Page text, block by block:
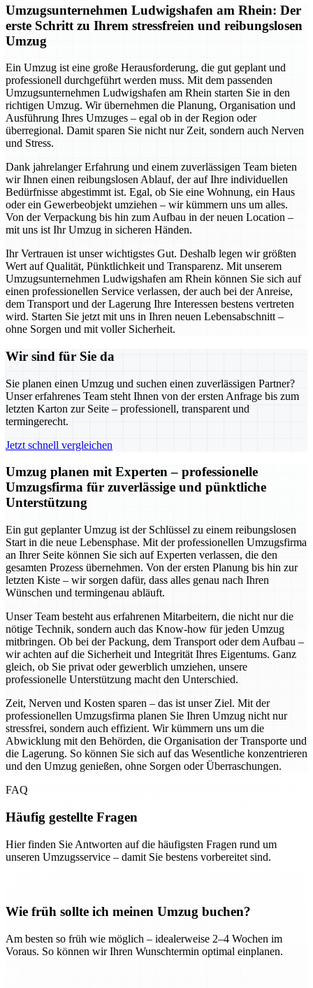
Umzugsunternehmen Ludwigshafen am Rhein: Der
erste Schritt zu Ihrem stressfreien und reibungslosen
Umzug
Ein Umzug ist eine große Herausforderung, die gut geplant und
professionell durchgeführt werden muss. Mit dem passenden
Umzugsunternehmen Ludwigshafen am Rhein starten Sie in den
richtigen Umzug. Wir übernehmen die Planung, Organisation und
Ausführung Ihres Umzuges – egal ob in der Region oder
überregional. Damit sparen Sie nicht nur Zeit, sondern auch Nerven
und Stress.
Dank jahrelanger Erfahrung und einem zuverlässigen Team bieten
wir Ihnen einen reibungslosen Ablauf, der auf Ihre individuellen
Bedürfnisse abgestimmt ist. Egal, ob Sie eine Wohnung, ein Haus
oder ein Gewerbeobjekt umziehen – wir kümmern uns um alles.
Von der Verpackung bis hin zum Aufbau in der neuen Location –
mit uns ist Ihr Umzug in sicheren Händen.
Ihr Vertrauen ist unser wichtigstes Gut. Deshalb legen wir größten
Wert auf Qualität, Pünktlichkeit und Transparenz. Mit unserem
Umzugsunternehmen Ludwigshafen am Rhein können Sie sich auf
einen professionellen Service verlassen, der auch bei der Anreise,
dem Transport und der Lagerung Ihre Interessen bestens vertreten
wird. Starten Sie jetzt mit uns in Ihren neuen Lebensabschnitt –
ohne Sorgen und mit voller Sicherheit.
Wir sind für Sie da
Sie planen einen Umzug und suchen einen zuverlässigen Partner?
Unser erfahrenes Team steht Ihnen von der ersten Anfrage bis zum
letzten Karton zur Seite – professionell, transparent und
termingerecht.
Jetzt schnell vergleichen
Umzug planen mit Experten – professionelle
Umzugsfirma für zuverlässige und pünktliche
Unterstützung
Ein gut geplanter Umzug ist der Schlüssel zu einem reibungslosen
Start in die neue Lebensphase. Mit der professionellen Umzugsfirma
an Ihrer Seite können Sie sich auf Experten verlassen, die den
gesamten Prozess übernehmen. Von der ersten Planung bis hin zur
letzten Kiste – wir sorgen dafür, dass alles genau nach Ihren
Wünschen und termingenau abläuft.
Unser Team besteht aus erfahrenen Mitarbeitern, die nicht nur die
nötige Technik, sondern auch das Know-how für jeden Umzug
mitbringen. Ob bei der Packung, dem Transport oder dem Aufbau –
wir achten auf die Sicherheit und Integrität Ihres Eigentums. Ganz
gleich, ob Sie privat oder gewerblich umziehen, unsere
professionelle Unterstützung macht den Unterschied.
Zeit, Nerven und Kosten sparen – das ist unser Ziel. Mit der
professionellen Umzugsfirma planen Sie Ihren Umzug nicht nur
stressfrei, sondern auch effizient. Wir kümmern uns um die
Abwicklung mit den Behörden, die Organisation der Transporte und
die Lagerung. So können Sie sich auf das Wesentliche konzentrieren
und den Umzug genießen, ohne Sorgen oder Überraschungen.
FAQ
Häufig gestellte Fragen
Hier finden Sie Antworten auf die häufigsten Fragen rund um
unseren Umzugsservice – damit Sie bestens vorbereitet sind.
Wie früh sollte ich meinen Umzug buchen?
Am besten so früh wie möglich – idealerweise 2–4 Wochen im
Voraus. So können wir Ihren Wunschtermin optimal einplanen.